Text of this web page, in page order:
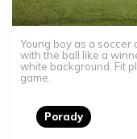
Young boy as a
with the ball like a
white background. Fit
game.
Porady